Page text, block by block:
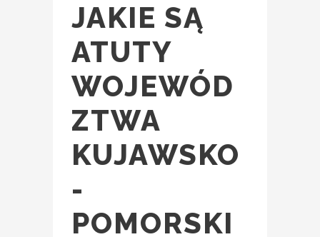
JAKIE SĄ
ATUTY
WOJEWÓD
ZTWA
KUJAWSKO
-
POMORSKI